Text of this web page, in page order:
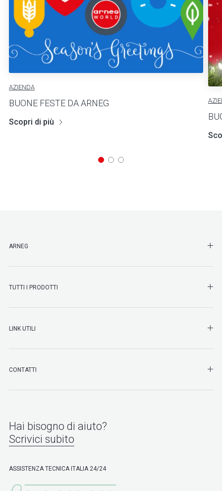
AZIENDA
BUONE FESTE DA ARNEG
Scopri di più
ARNEG
TUTTI I PRODOTTI
LINK UTILI
CONTATTI
Hai bisogno di aiuto?
Scrivici subito
ASSISTENZA TECNICA ITALIA 24/24